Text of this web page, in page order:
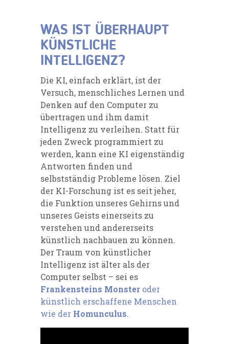
WAS IST ÜBERHAUPT
KÜNSTLICHE
INTELLIGENZ?
Die KI, einfach erklärt, ist der
Versuch, menschliches Lernen und
Denken auf den Computer zu
übertragen und ihm damit
Intelligenz zu verleihen. Statt für
jeden Zweck programmiert zu
werden, kann eine KI eigenständig
Antworten finden und
selbstständig Probleme lösen. Ziel
der KI-Forschung ist es seit jeher,
die Funktion unseres Gehirns und
unseres Geists einerseits zu
verstehen und andererseits
künstlich nachbauen zu können.
Der Traum von künstlicher
Intelligenz ist älter als der
Computer selbst – sei es
Frankensteins Monster oder
künstlich erschaffene Menschen
wie der Homunculus.